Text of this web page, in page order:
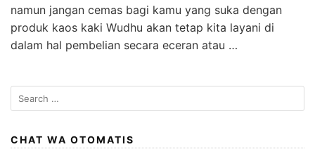
namun jangan cemas bagi kamu yang suka dengan
produk kaos kaki Wudhu akan tetap kita layani di
dalam hal pembelian secara eceran atau …
Search
for:
CHAT WA OTOMATIS